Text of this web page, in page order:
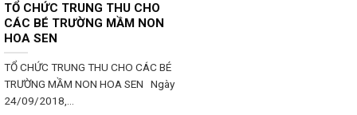
TỔ CHỨC TRUNG THU CHO
CÁC BÉ TRƯỜNG MẦM NON
HOA SEN
TỔ CHỨC TRUNG THU CHO CÁC BÉ
TRƯỜNG MẦM NON HOA SEN Ngày
24/09/2018,...